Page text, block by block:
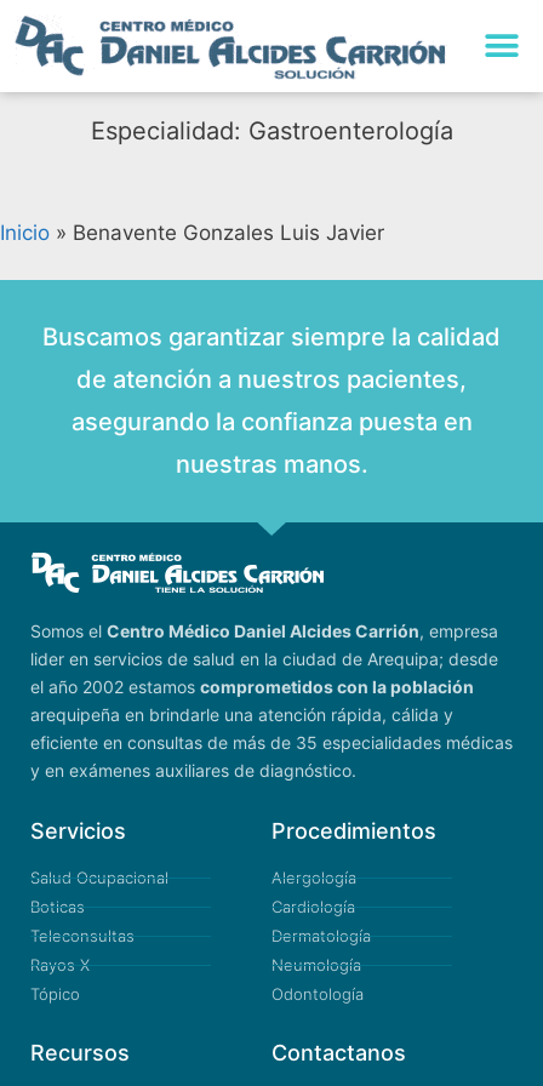
Especialidad: Gastroenterología
Inicio » Benavente Gonzales Luis Javier
Buscamos garantizar siempre la calidad
de atención a nuestros pacientes,
asegurando la confianza puesta en
nuestras manos.
Somos el Centro Médico Daniel Alcides Carrión, empresa
lider en servicios de salud en la ciudad de Arequipa; desde
el año 2002 estamos comprometidos con la población
arequipeña en brindarle una atención rápida, cálida y
eficiente en consultas de más de 35 especialidades médicas
y en exámenes auxiliares de diagnóstico.
Servicios
Salud Ocupacional
Boticas
Teleconsultas
Rayos X
Tópico
Procedimientos
Alergología
Cardiología
Dermatología
Neumología
Odontología
Recursos Contactanos